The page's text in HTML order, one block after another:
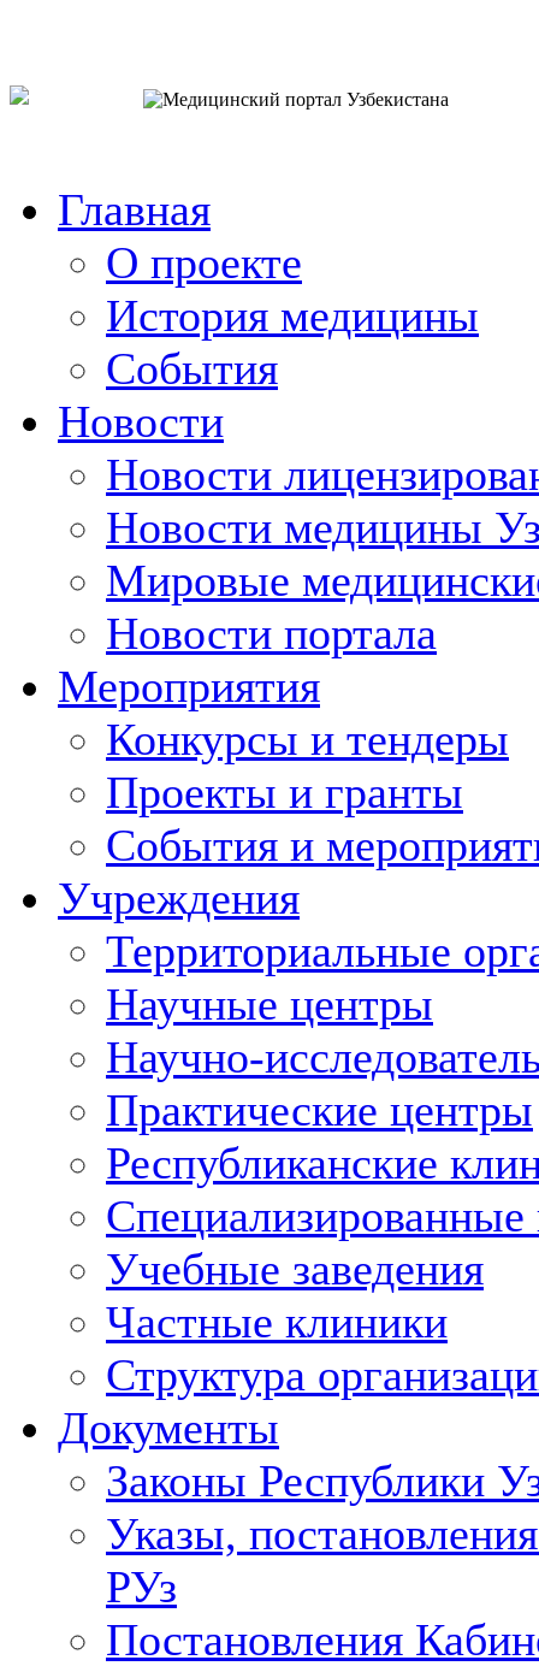
Главная
О проекте
История медицины
События
Новости
Новости
Новости медицины
Мировые
Новости портала
Мероприятия
Конкурсы и тендеры
Проекты и гранты
События и
Учреждения
Территориальные
Научные центры
Научно-
Практические центры
Республиканские
Учебные заведения
Частные клиники
Структура
Документы
Законы Республики
Указы,
РУз
Постановления